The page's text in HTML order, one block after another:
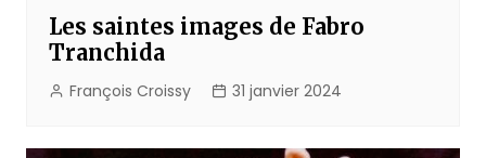
Les saintes images de Fabro
Tranchida
François Croissy 31 janvier 2024